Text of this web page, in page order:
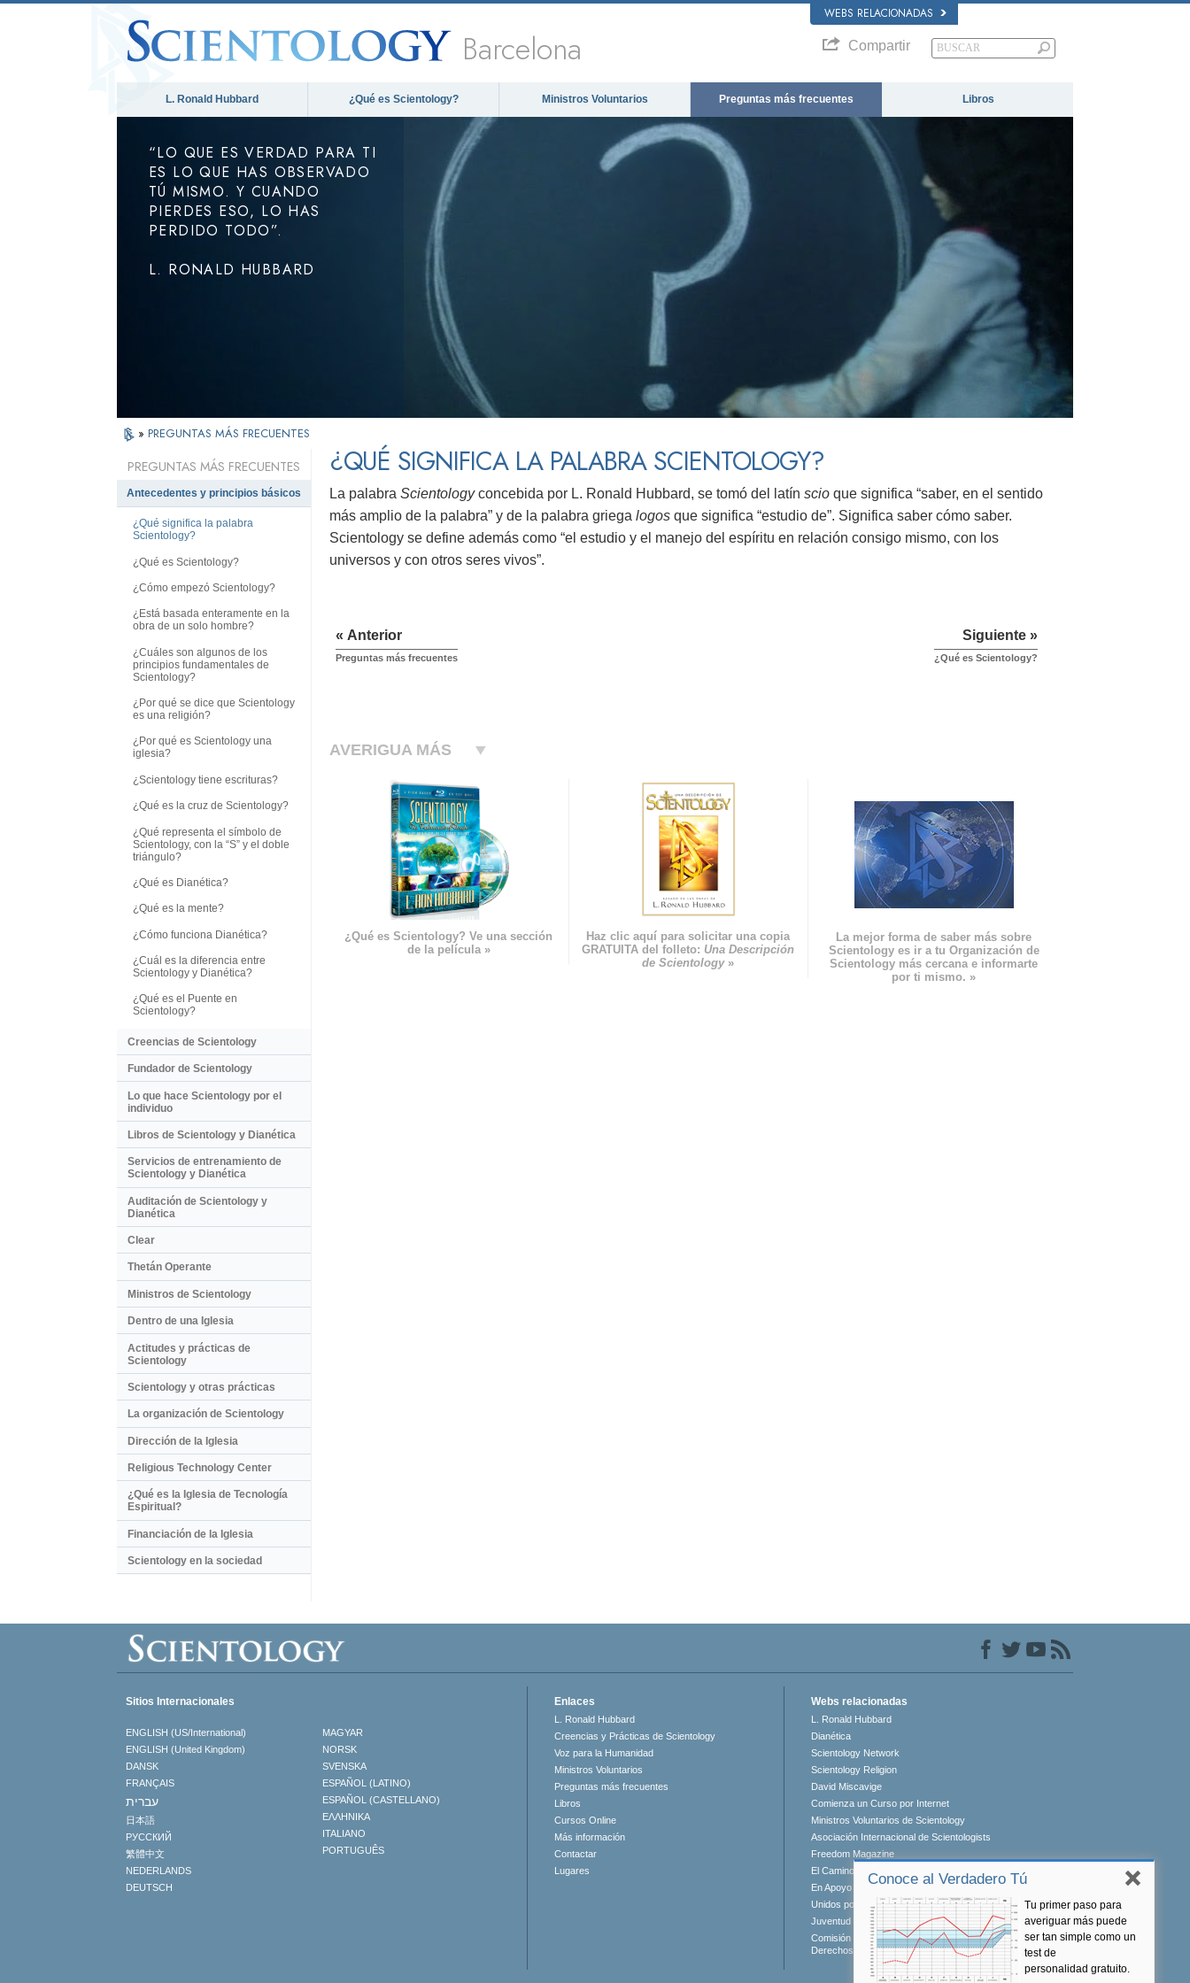
WEBS RELACIONADAS
Barcelona Compartir
L. Ronald Hubbard ¿Qué es Scientology? Ministros Voluntarios Preguntas más frecuentes Libros
“LO QUE ES VERDAD PARA TI
ES LO QUE HAS OBSERVADO
TÚ MISMO. Y CUANDO
PIERDES ESO, LO HAS
PERDIDO TODO”.
L. RONALD HUBBARD
» PREGUNTAS MÁS FRECUENTES
¿QUÉ SIGNIFICA LA PALABRA SCIENTOLOGY?
La palabra Scientologyconcebida por L. Ronald Hubbard, se tomó del latín scio que significa “saber, en el sentido
más amplio de la palabra” y de la palabra griega logos que significa “estudio de”. Significa saber cómo saber.
Scientology se define además como “el estudio y el manejo del espíritu en relación consigo mismo, con los
universos y con otros seres vivos”.
« Anterior
Preguntas más frecuentes
Siguiente »
¿Qué es Scientology?
AVERIGUA MÁS
¿Qué es Scientology? Ve una sección
de la película »
Haz clic aquí para solicitar una copia
GRATUITA del folleto: Una Descripción
de Scientology»
La mejor forma de saber más sobre
Scientology es ir a tu Organización de
Scientology más cercana e informarte
por ti mismo. »
PREGUNTAS MÁS FRECUENTES
Antecedentes y principios básicos
¿Qué significa la palabra
Scientology?
¿Qué es Scientology?
¿Cómo empezó Scientology?
¿Está basada enteramente en la
obra de un solo hombre?
¿Cuáles son algunos de los
principios fundamentales de
Scientology?
¿Por qué se dice que Scientology
es una religión?
¿Por qué es Scientology una
iglesia?
¿Scientology tiene escrituras?
¿Qué es la cruz de Scientology?
¿Qué representa el símbolo de
Scientology, con la “S” y el doble
triángulo?
¿Qué es Dianética?
¿Qué es la mente?
¿Cómo funciona Dianética?
¿Cuál es la diferencia entre
Scientology y Dianética?
¿Qué es el Puente en
Scientology?
Creencias de Scientology
Fundador de Scientology
Lo que hace Scientology por el
individuo
Libros de Scientology y Dianética
Servicios de entrenamiento de
Scientology y Dianética
Auditación de Scientology y
Dianética
Clear
Thetán Operante
Ministros de Scientology
Dentro de una Iglesia
Actitudes y prácticas de
Scientology
Scientology y otras prácticas
La organización de Scientology
Dirección de la Iglesia
Religious Technology Center
¿Qué es la Iglesia de Tecnología
Espiritual?
Financiación de la Iglesia
Scientology en la sociedad
Conoce al Verdadero Tú
Tu primer paso para
averiguar más puede
ser tan simple como un
test de
personalidad gratuito.
Sitios Internacionales
ENGLISH (US/International)
ENGLISH (United Kingdom)
DANSK
FRANÇAIS
עברית
日本語
РУССКИЙ
繁體中文
NEDERLANDS
DEUTSCH
MAGYAR
NORSK
SVENSKA
ESPAÑOL (LATINO)
ESPAÑOL (CASTELLANO)
ΕΛΛΗΝΙΚA
ITALIANO
PORTUGUÊS
Enlaces
L. Ronald Hubbard
Creencias y Prácticas de Scientology
Voz para la Humanidad
Ministros Voluntarios
Preguntas más frecuentes
Libros
Cursos Online
Más información
Contactar
Lugares
Webs relacionadas
L. Ronald Hubbard
Dianética
Scientology Network
Scientology Religion
David Miscavige
Comienza un Curso por Internet
Ministros Voluntarios de Scientology
Asociación Internacional de Scientologists
Freedom Magazine
El Camino a la Felicidad
En Apoyo de Un Mundo Sin Drogas
Unidos por los Derechos Humanos
Juventud por los Derechos Humanos
Comisión de Ciudadanos por los
Derechos Humanos